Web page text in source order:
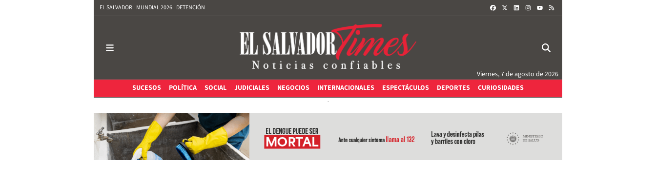
EL SALVADOR MUNDIAL 2026 DETENCIÓN FACEBOOKLINKEDININSTAGRAM
Viernes, 7 de agosto de 2026
SUCESOS
POLÍTICA SOCIAL JUDICIALES NEGOCIOS INTERNACIONALES ESPECTÁCULOS DEPORTES CURIOSIDADES